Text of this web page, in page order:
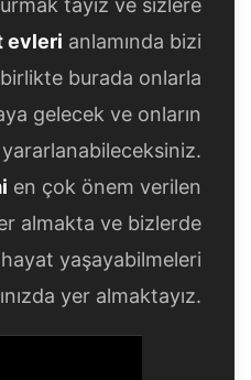
tayız ve sizlere
evleri anlamında bizi
burada onlarla
gelecek ve onların
en çok önem verilen
almakta ve bizlerde
hayat yaşayabilmeleri
yer almaktayız.